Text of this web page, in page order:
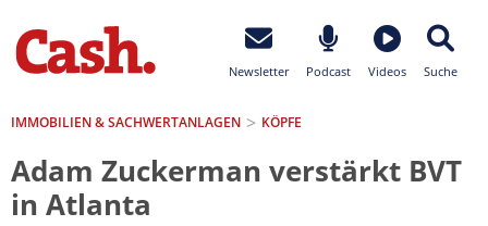
Newsletter Podcast Videos Suche
IMMOBILIEN & SACHWERTANLAGEN KÖPFE
Adam Zuckerman verstärkt BVT
in Atlanta